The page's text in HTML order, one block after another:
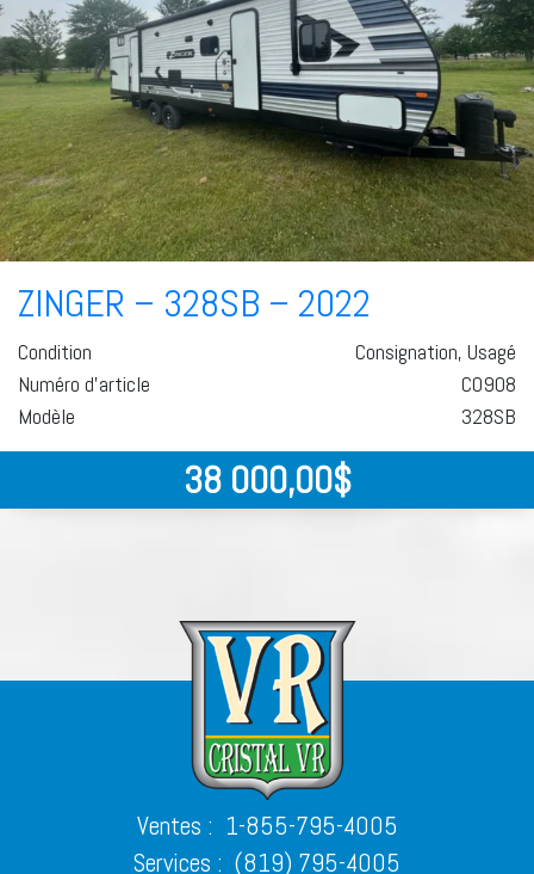
ZINGER – 328SB – 2022
Condition
Consignation, Usagé
Numéro d'article
C0908
Modèle
328SB
38 000,00$
Ventes : 1-855-795-4005
Services : (819) 795-4005